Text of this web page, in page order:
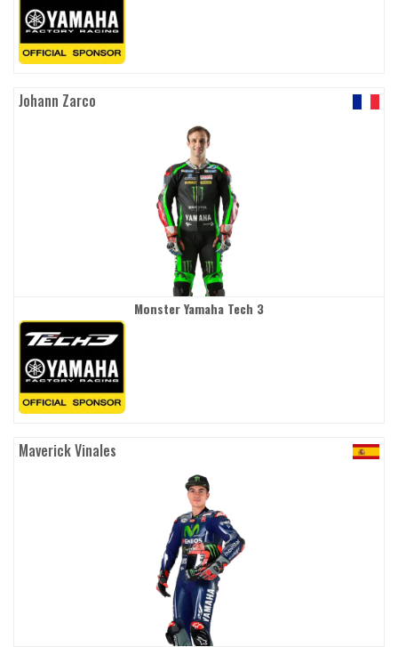
Johann Zarco
Monster Yamaha Tech 3
Maverick Vinales